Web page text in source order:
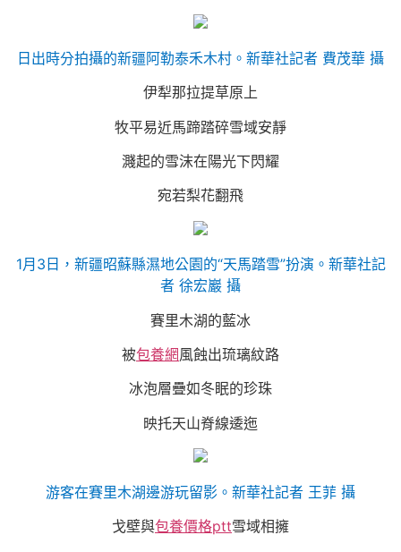
日出時分拍攝的新疆阿勒泰禾木村。新華社記者 費茂華 攝
伊犁那拉提草原上
牧平易近馬蹄踏碎雪域安靜
濺起的雪沫在陽光下閃耀
宛若梨花翻飛
1月3日，新疆昭蘇縣濕地公園的“天馬踏雪”扮演。新華社記
者 徐宏巖 攝
賽里木湖的藍冰
被包養網風蝕出琉璃紋路
冰泡層疊如冬眠的珍珠
映托天山脊線逶迤
游客在賽里木湖邊游玩留影。新華社記者 王菲 攝
戈壁與包養價格ptt雪域相擁